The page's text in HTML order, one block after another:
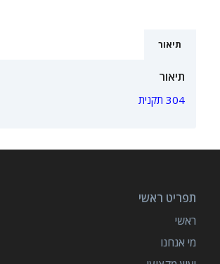
תיאור
תיאור
304 תקנית
תפריט ראשי
ראשי
מי אנחנו